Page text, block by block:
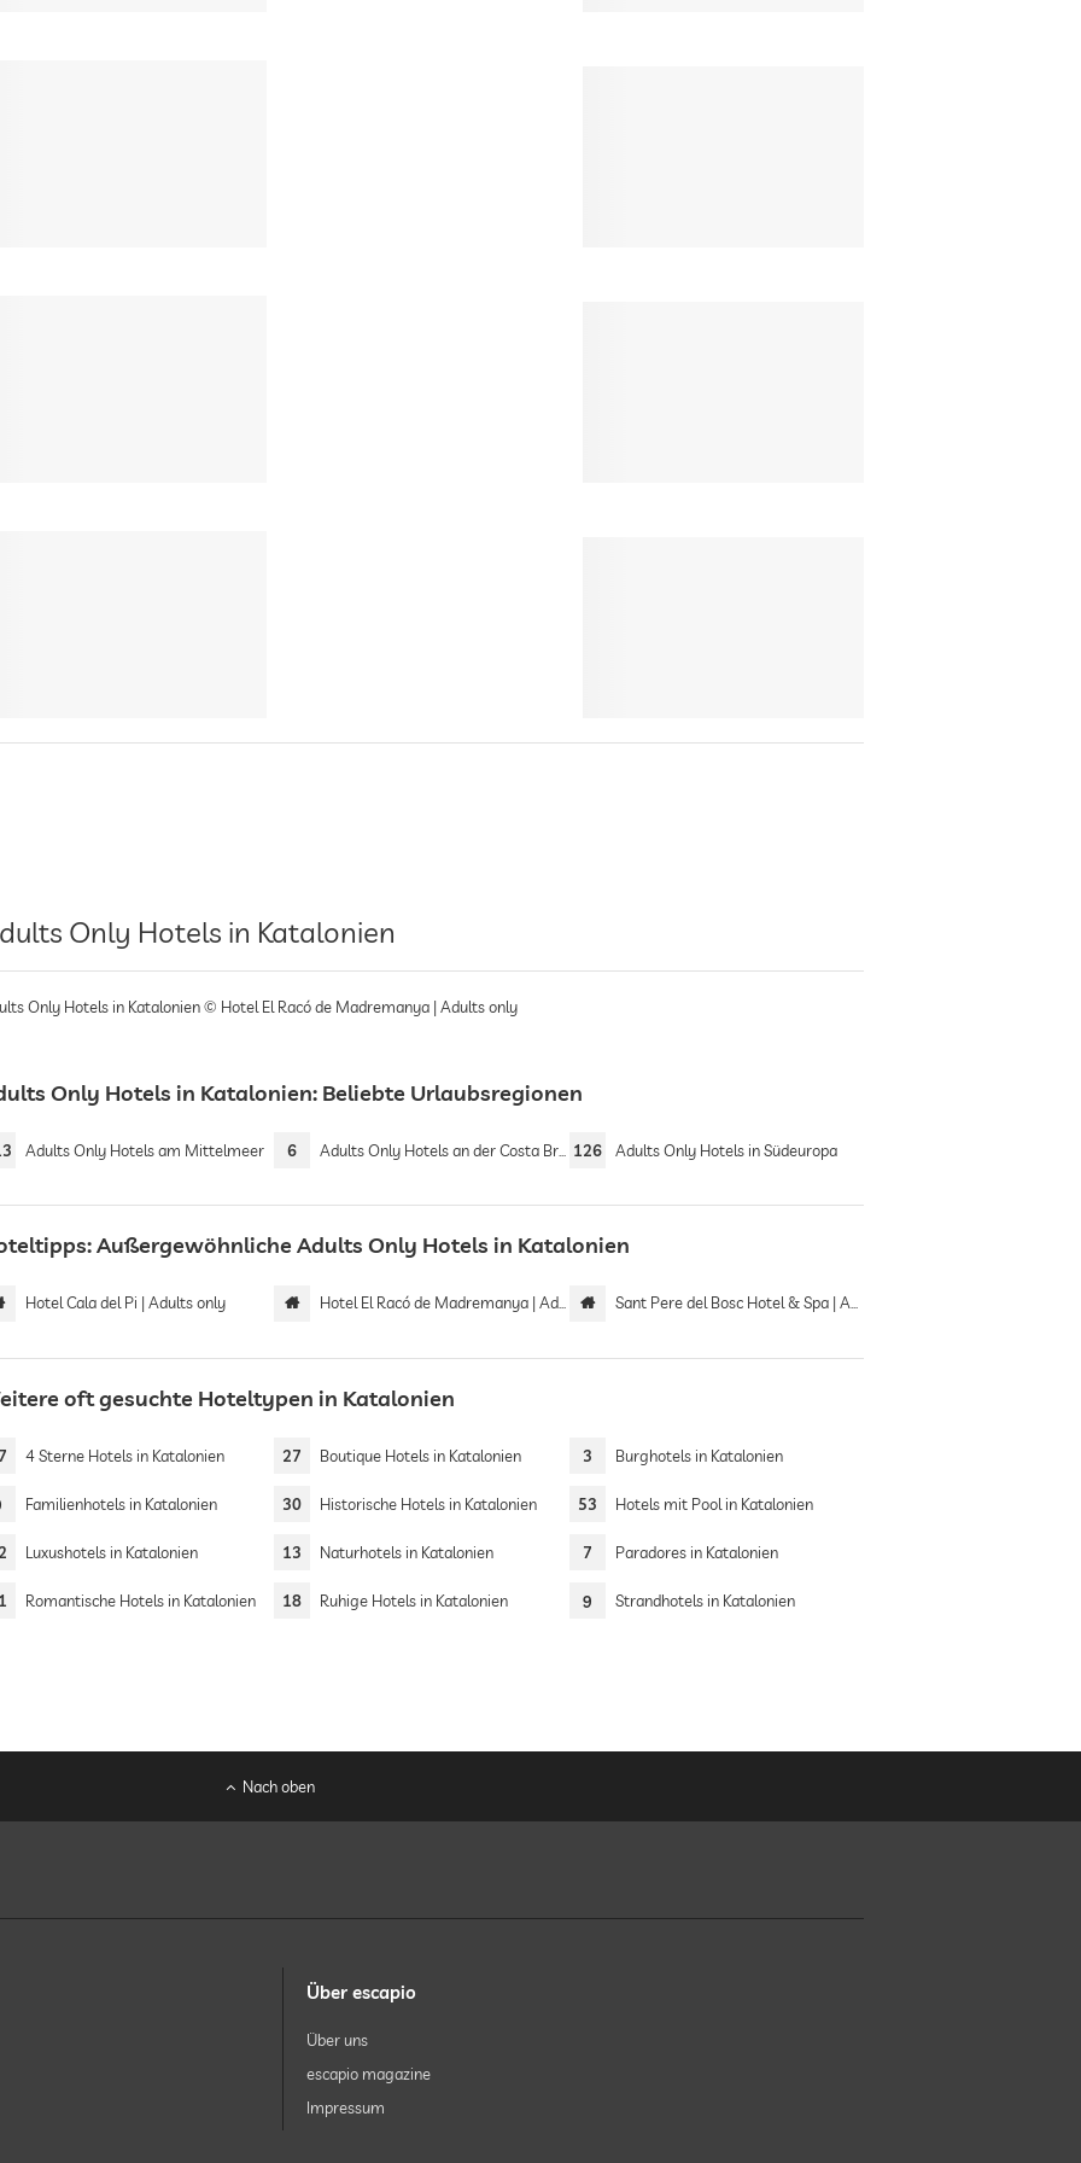
Only Hotels in Katalonien
Only Hotels in Katalonien © Hotel El Racó de Madremanya | Adults only
Only Hotels in Katalonien: Beliebte Urlaubsregionen
Adults Only Hotels am Mittelmeer 6 Adults Only Hotels an der Costa Brava 126 Adults Only Hotels in Südeuropa
Außergewöhnliche Adults Only Hotels in Katalonien
Hotel Cala del Pi | Adults only Hotel El Racó de Madremanya | Adults only Sant Pere del Bosc Hotel & Spa | Adults recommended
oft gesuchte Hoteltypen in Katalonien
4 Sterne Hotels in Katalonien 27 Boutique Hotels in Katalonien 3 Burghotels in Katalonien
Familienhotels in Katalonien 30 Historische Hotels in Katalonien 53 Hotels mit Pool in Katalonien
Luxushotels in Katalonien 13 Naturhotels in Katalonien 7 Paradores in Katalonien
Romantische Hotels in Katalonien 18 Ruhige Hotels in Katalonien 9 Strandhotels in Katalonien
Nach oben
Über escapio
Über uns
escapio magazine
Impressum